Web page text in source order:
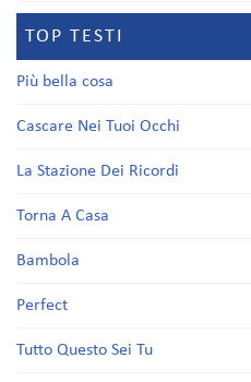
TOP TESTI
Più bella cosa
Cascare Nei Tuoi Occhi
La Stazione Dei Ricordi
Torna A Casa
Bambola
Perfect
Tutto Questo Sei Tu